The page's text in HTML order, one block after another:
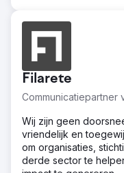
Filarete
Communicatiepartner
Wij zijn geen
vriendelijk en
om organisaties,
derde sector te